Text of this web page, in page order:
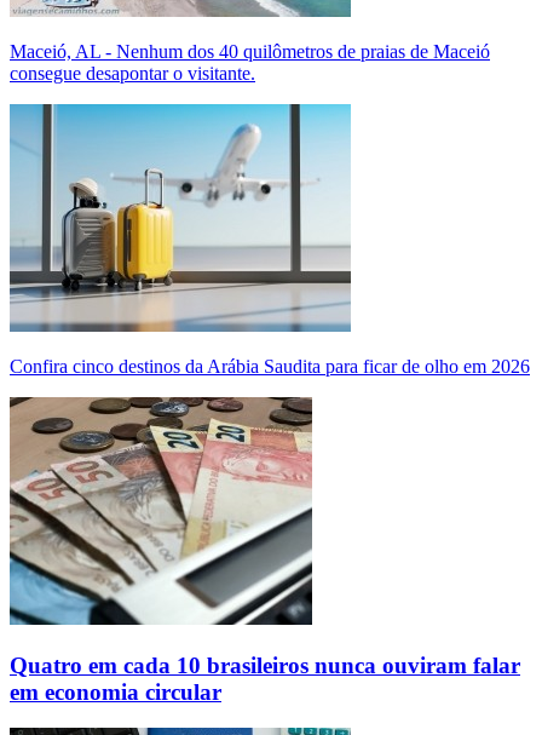
Maceió, AL - Nenhum dos 40 quilômetros de praias de Maceió
consegue desapontar o visitante.
Confira cinco destinos da Arábia Saudita para ficar de olho em 2026
Quatro em cada 10 brasileiros nunca ouviram falar
em economia circular